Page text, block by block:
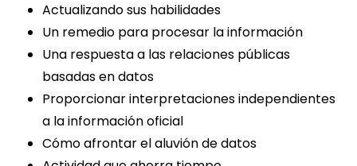
Actualizando sus habilidades
Un remedio para procesar la información
Una respuesta a las relaciones públicas
basadas en datos
Proporcionar interpretaciones independientes
a la información oficial
Cómo afrontar el aluvión de datos